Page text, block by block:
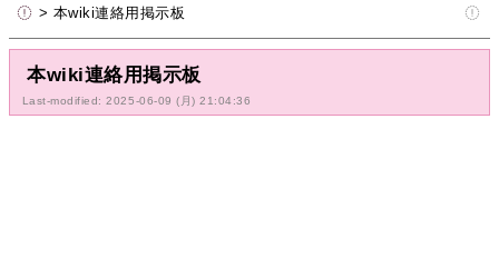
> 本wiki連絡用掲示板
本wiki連絡用掲示板
Last-modified: 2025-06-09 (月) 21:04:36